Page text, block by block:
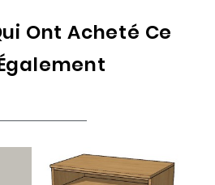
Ont Acheté Ce